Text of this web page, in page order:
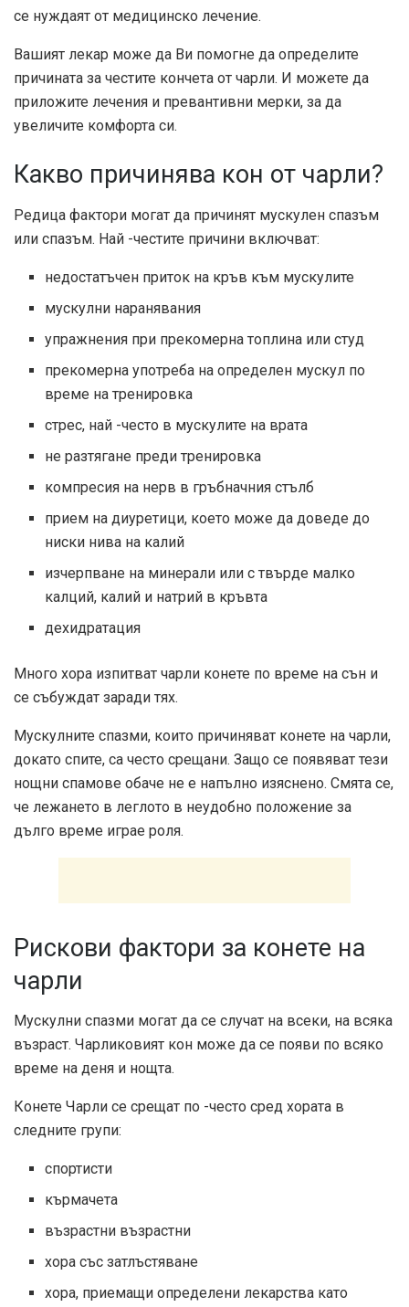
се нуждаят от медицинско лечение.
Вашият лекар може да Ви помогне да определите
причината за честите кончета от чарли. И можете да
приложите лечения и превантивни мерки, за да
увеличите комфорта си.
Какво причинява кон от чарли?
Редица фактори могат да причинят мускулен спазъм
или спазъм. Най -честите причини включват:
недостатъчен приток на кръв към мускулите
мускулни наранявания
упражнения при прекомерна топлина или студ
прекомерна употреба на определен мускул по
време на тренировка
стрес, най -често в мускулите на врата
не разтягане преди тренировка
компресия на нерв в гръбначния стълб
прием на диуретици, което може да доведе до
ниски нива на калий
изчерпване на минерали или с твърде малко
калций, калий и натрий в кръвта
дехидратация
Много хора изпитват чарли конете по време на сън и
се събуждат заради тях.
Мускулните спазми, които причиняват конете на чарли,
докато спите, са често срещани. Защо се появяват тези
нощни спамове обаче не е напълно изяснено. Смята се,
че лежането в леглото в неудобно положение за
дълго време играе роля.
Рискови фактори за конете на
чарли
Мускулни спазми могат да се случат на всеки, на всяка
възраст. Чарликовият кон може да се появи по всяко
време на деня и нощта.
Конете Чарли се срещат по -често сред хората в
следните групи:
спортисти
кърмачета
възрастни възрастни
хора със затлъстяване
хора, приемащи определени лекарства като